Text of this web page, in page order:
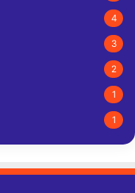
4
3
2
1
1